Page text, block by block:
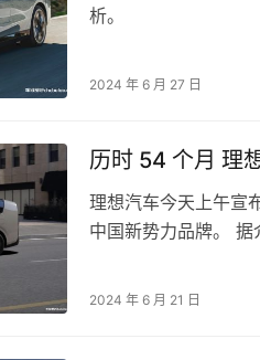
析。
2024 年 6 月 27 日
历时
理想汽车今天上午宣
中国新势力品牌。
2024 年 6 月 21 日